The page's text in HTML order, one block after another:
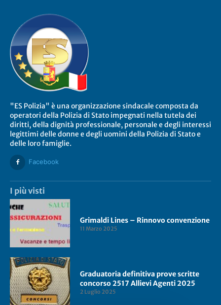
"ES Polizia" è una organizzazione sindacale composta da
operatori della Polizia di Stato impegnati nella tutela dei
diritti, della dignità professionale, personale e degli interessi
legittimi delle donne e degli uomini della Polizia di Stato e
delle loro famiglie.
Facebook
I più visti
Grimaldi Lines – Rinnovo convenzione
11 Marzo 2025
Graduatoria definitiva prove scritte
concorso 2517 Allievi Agenti 2025
2 Luglio 2025